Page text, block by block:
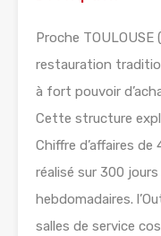
Proche TOULOUSE
restauration
à fort pouvoir
Cette structure
Chiffre d’affaires
réalisé sur 300
hebdomadaires.
salles de service